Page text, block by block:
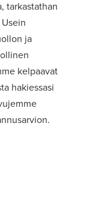
tarkastathan
ja
kelpaavat
hakiessasi